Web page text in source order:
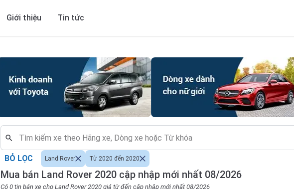
Giới thiệu Tin tức
Mua bán Land Rover 2020 cập nhập mới nhất 08/2026
Có 0 tin bán xe cho Land Rover 2020 giá từ đến cập nhập mới nhất 08/2026
BỎ LỌC Land Rover Từ 2020 đến 2020